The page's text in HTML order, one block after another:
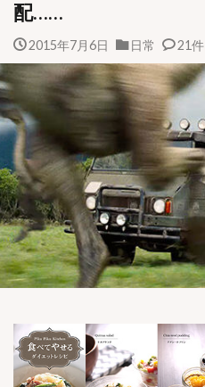
配……
2015年7月6日 日常 21件